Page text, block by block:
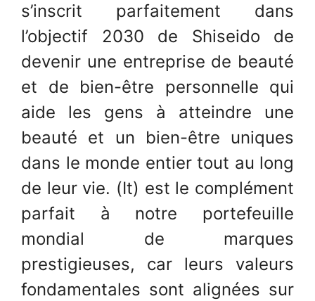
s’inscrit parfaitement dans
l’objectif 2030 de Shiseido de
devenir une entreprise de beauté
et de bien-être personnelle qui
aide les gens à atteindre une
beauté et un bien-être uniques
dans le monde entier tout au long
de leur vie. (It) est le complément
parfait à notre portefeuille
mondial de marques
prestigieuses, car leurs valeurs
fondamentales sont alignées sur